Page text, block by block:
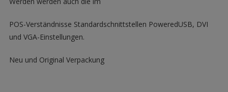
POS-Verständnisse Standardschnittstellen PoweredUSB, DVI
und VGA-Einstellungen.
Neu und Original Verpackung